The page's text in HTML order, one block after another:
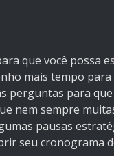
que você possa
mais tempo
perguntas para
nem sempre
pausas
seu cronograma